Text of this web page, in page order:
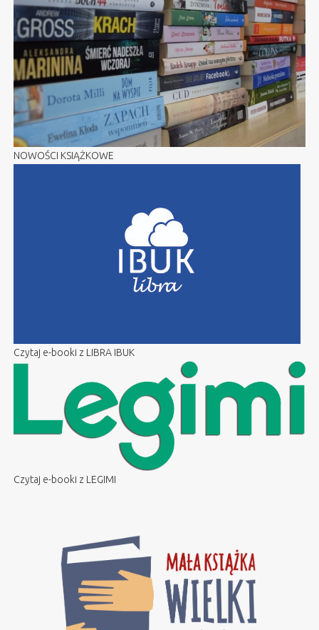
NOWOŚCI KSIĄŻKOWE
Czytaj e-booki z LIBRA IBUK
Czytaj e-booki z LEGIMI